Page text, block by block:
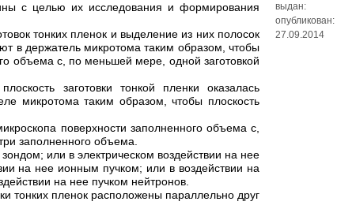
с целью их исследования и формирования
тонких пленок и выделение из них полосок
в держатель микротома таким образом, чтобы
объема с, по меньшей мере, одной заготовкой
заготовки тонкой пленки оказалась
микротома таким образом, чтобы плоскость
поверхности заполненного объема с,
заполненного объема.
или в электрическом воздействии на нее
на нее ионным пучком; или в воздействии на
на нее пучком нейтронов.
тонких пленок расположены параллельно друг
выдан:
опубликован:
27.09.2014